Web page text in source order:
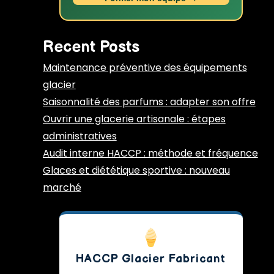
Recent Posts
Maintenance préventive des équipements
glacier
Saisonnalité des parfums : adapter son offre
Ouvrir une glacerie artisanale : étapes
administratives
Audit interne HACCP : méthode et fréquence
Glaces et diététique sportive : nouveau
marché
HACCP Glacier Fabricant